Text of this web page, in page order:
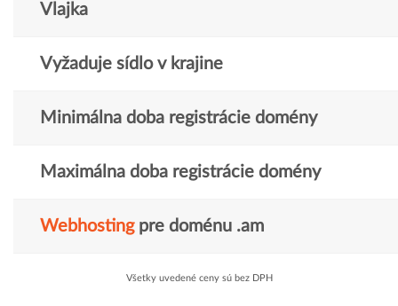
Vlajka
Vyžaduje sídlo v krajine
Minimálna doba registrácie domény
Maximálna doba registrácie domény
Webhostingpre doménu .am
Všetky uvedené ceny sú bez DPH